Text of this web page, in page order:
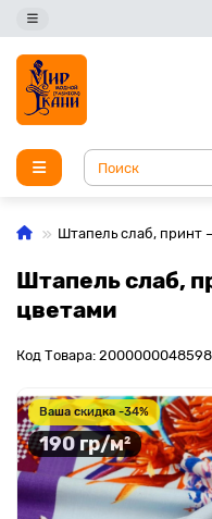
Штапель слаб, принт
Штапель слаб,
цветами
Код Товара: 2000000048598
Ваша скидка -34%
190 гр/м²